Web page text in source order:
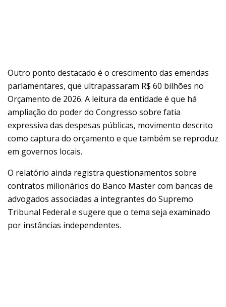
Outro ponto destacado é o crescimento das emendas
parlamentares, que ultrapassaram R$ 60 bilhões no
Orçamento de 2026. A leitura da entidade é que há
ampliação do poder do Congresso sobre fatia
expressiva das despesas públicas, movimento descrito
como captura do orçamento e que também se reproduz
em governos locais.
O relatório ainda registra questionamentos sobre
contratos milionários do Banco Master com bancas de
advogados associadas a integrantes do Supremo
Tribunal Federal e sugere que o tema seja examinado
por instâncias independentes.